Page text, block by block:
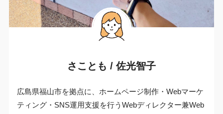
さことも / 佐光智子
広島県福山市を拠点に、ホームページ制作・Webマーケ
ティング・SNS運用支援を行うWebディレクター兼Web